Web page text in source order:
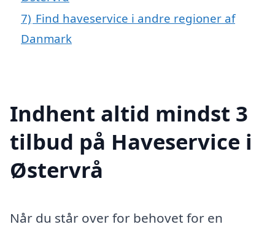
7) Find haveservice i andre regioner af
Danmark
Indhent altid mindst 3
tilbud på Haveservice i
Østervrå
Når du står over for behovet for en